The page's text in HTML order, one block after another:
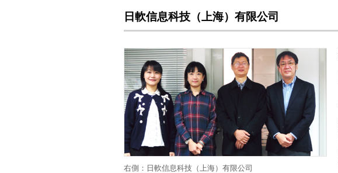
日軟信息科技（上海）有限公司
右側：日軟信息科技（上海）有限公司